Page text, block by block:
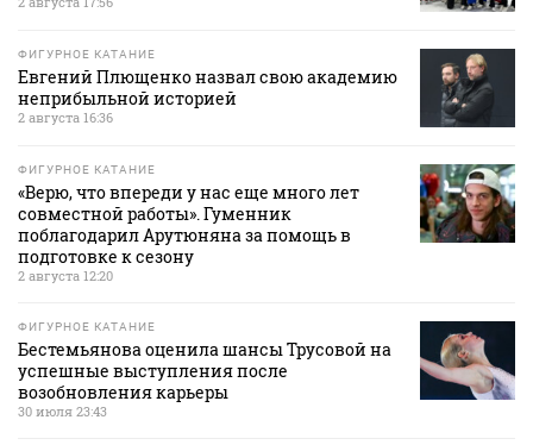
ФИГУРНОЕ КАТАНИЕ
Евгений Плющенко назвал свою академию
неприбыльной историей
2 августа 16:36
ФИГУРНОЕ КАТАНИЕ
«Верю, что впереди у нас еще много лет
совместной работы». Гуменник
поблагодарил Арутюняна за помощь в
подготовке к сезону
2 августа 12:20
ФИГУРНОЕ КАТАНИЕ
Бестемьянова оценила шансы Трусовой на
успешные выступления после
возобновления карьеры
30 июля 23:43